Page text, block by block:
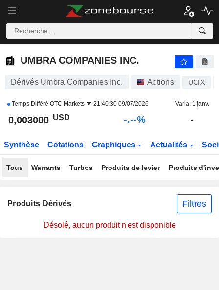
UMBRA COMPANIES INC. 0,003000 $ -
UMBRA COMPANIES INC.
Dérivés Umbra Companies Inc. Actions UCIX
Temps Différé OTC Markets 21:40:30 09/07/2026 Varia. 1 janv.
0,003000 USD -.--% -
Synthèse Cotations Graphiques Actualités
Tous Warrants Turbos Produits de levier Produits
Produits Dérivés Filtres
Désolé, aucun produit n'est disponible